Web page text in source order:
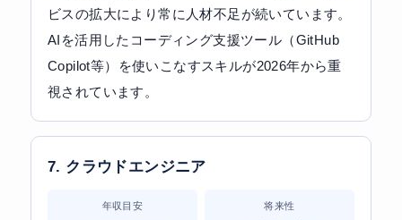
ビスの拡大により常に人材不足が続いています。
AIを活用したコーディング支援ツール（GitHub
Copilot等）を使いこなすスキルが2026年から重
視されています。
7. クラウドエンジニア
年収目安 将来性